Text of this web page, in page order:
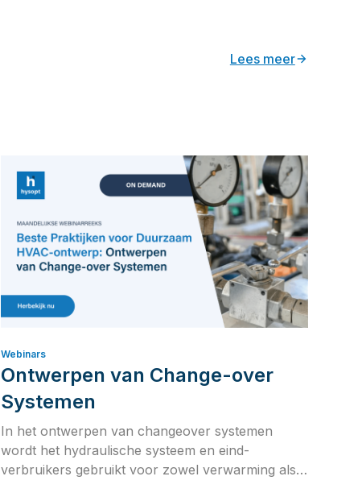
Lees meer
Webinars
Ontwerpen van Change-over
Systemen
In het ontwerpen van changeover systemen
wordt het hydraulische systeem en eind-
verbruikers gebruikt voor zowel verwarming als